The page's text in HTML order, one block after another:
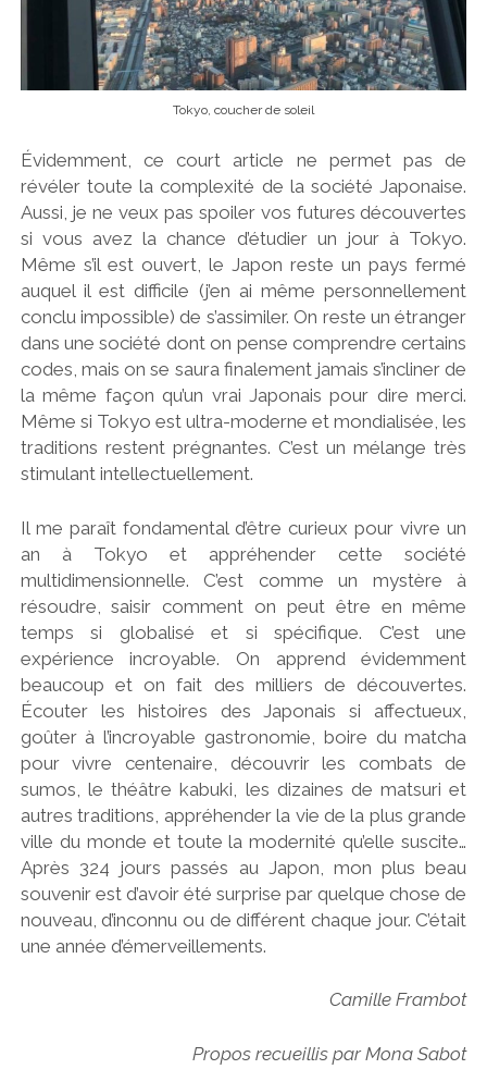
Tokyo, coucher de soleil
Évidemment, ce court article ne permet pas de
révéler toute la complexité de la société Japonaise.
Aussi, je ne veux pas spoiler vos futures découvertes
si vous avez la chance d’étudier un jour à Tokyo.
Même s’il est ouvert, le Japon reste un pays fermé
auquel il est difficile (j’en ai même personnellement
conclu impossible) de s’assimiler. On reste un étranger
dans une société dont on pense comprendre certains
codes, mais on se saura finalement jamais s’incliner de
la même façon qu’un vrai Japonais pour dire merci.
Même si Tokyo est ultra-moderne et mondialisée, les
traditions restent prégnantes. C’est un mélange très
stimulant intellectuellement.
Il me paraît fondamental d’être curieux pour vivre un
an à Tokyo et appréhender cette société
multidimensionnelle. C’est comme un mystère à
résoudre, saisir comment on peut être en même
temps si globalisé et si spécifique. C’est une
expérience incroyable. On apprend évidemment
beaucoup et on fait des milliers de découvertes.
Écouter les histoires des Japonais si affectueux,
goûter à l’incroyable gastronomie, boire du matcha
pour vivre centenaire, découvrir les combats de
sumos, le théâtre kabuki, les dizaines de matsuri et
autres traditions, appréhender la vie de la plus grande
ville du monde et toute la modernité qu’elle suscite…
Après 324 jours passés au Japon, mon plus beau
souvenir est d’avoir été surprise par quelque chose de
nouveau, d’inconnu ou de différent chaque jour. C’était
une année d’émerveillements.
Camille Frambot
Propos recueillis par Mona Sabot